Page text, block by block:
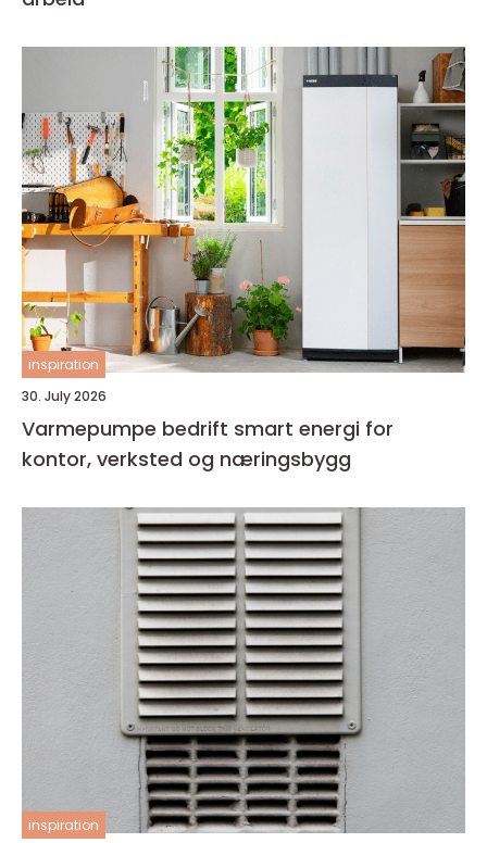
inspiration
30. July 2026
Varmepumpe bedrift smart energi for
kontor, verksted og næringsbygg
inspiration